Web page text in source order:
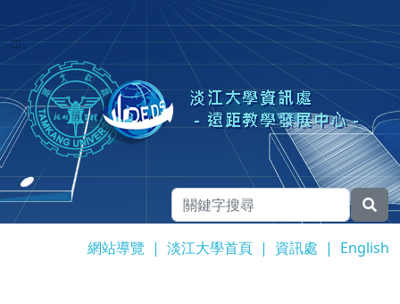
:::
網站導覽 | 淡江大學首頁 | 資訊處 | English